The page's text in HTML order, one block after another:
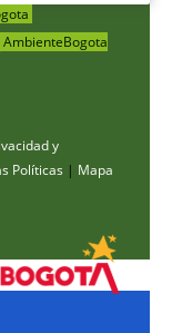
AmbienteBogota
y
Políticas | Mapa